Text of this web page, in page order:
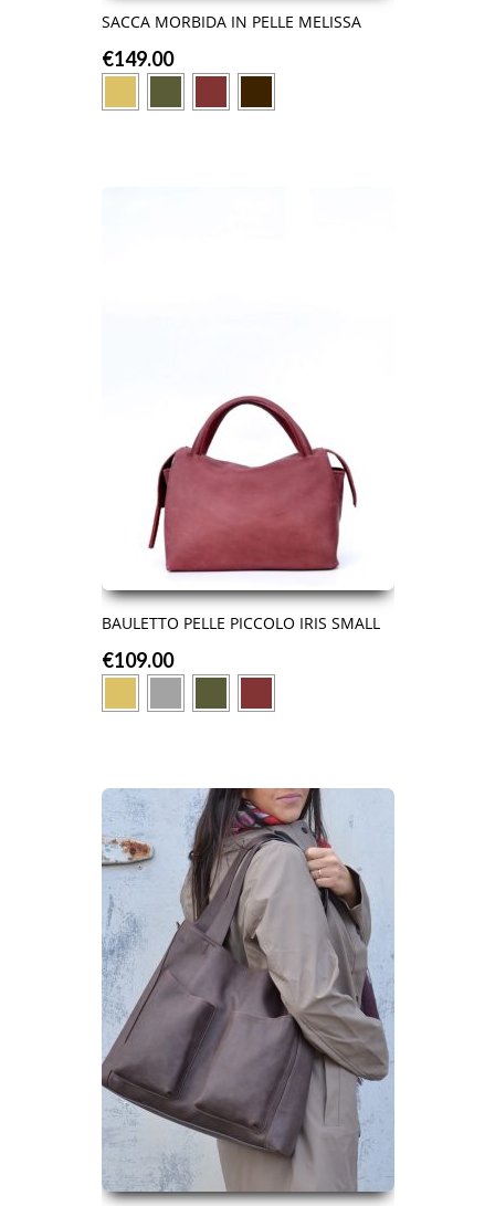
SACCA MORBIDA IN PELLE MELISSA
€149.00
BAULETTO PELLE PICCOLO IRIS SMALL
€109.00